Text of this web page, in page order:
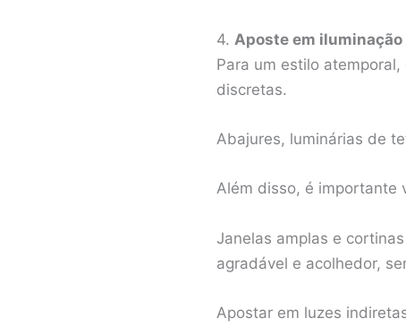
4. Aposte em
Para um estilo
discretas.
Abajures, luminárias de
Além disso, é importante
Janelas amplas e
agradável e acolhedor,
Apostar em luzes